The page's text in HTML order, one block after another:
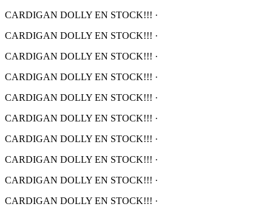
CARDIGAN DOLLY EN STOCK!!! ·
CARDIGAN DOLLY EN STOCK!!! ·
CARDIGAN DOLLY EN STOCK!!! ·
CARDIGAN DOLLY EN STOCK!!! ·
CARDIGAN DOLLY EN STOCK!!! ·
CARDIGAN DOLLY EN STOCK!!! ·
CARDIGAN DOLLY EN STOCK!!! ·
CARDIGAN DOLLY EN STOCK!!! ·
CARDIGAN DOLLY EN STOCK!!! ·
CARDIGAN DOLLY EN STOCK!!! ·